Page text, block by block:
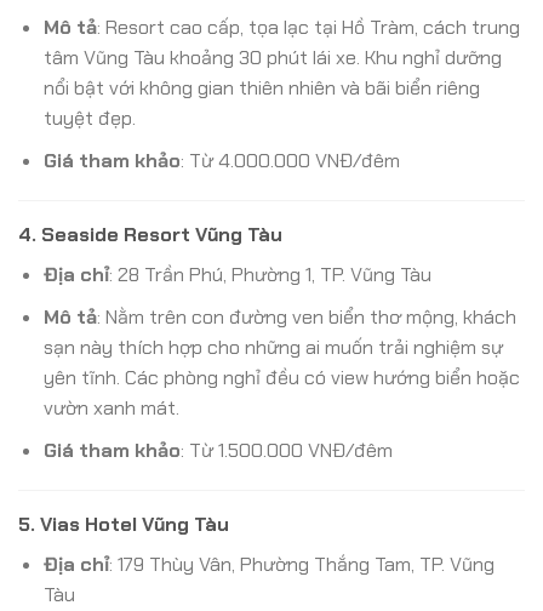
Mô tả: Resort cao cấp, tọa lạc tại Hồ Tràm, cách trung
tâm Vũng Tàu khoảng 30 phút lái xe. Khu nghỉ dưỡng
nổi bật với không gian thiên nhiên và bãi biển riêng
tuyệt đẹp.
Giá tham khảo: Từ 4.000.000 VNĐ/đêm
4. Seaside Resort Vũng Tàu
Địa chỉ: 28 Trần Phú, Phường 1, TP. Vũng Tàu
Mô tả: Nằm trên con đường ven biển thơ mộng, khách
sạn này thích hợp cho những ai muốn trải nghiệm sự
yên tĩnh. Các phòng nghỉ đều có view hướng biển hoặc
vườn xanh mát.
Giá tham khảo: Từ 1.500.000 VNĐ/đêm
5. Vias Hotel Vũng Tàu
Địa chỉ: 179 Thùy Vân, Phường Thắng Tam, TP. Vũng
Tàu